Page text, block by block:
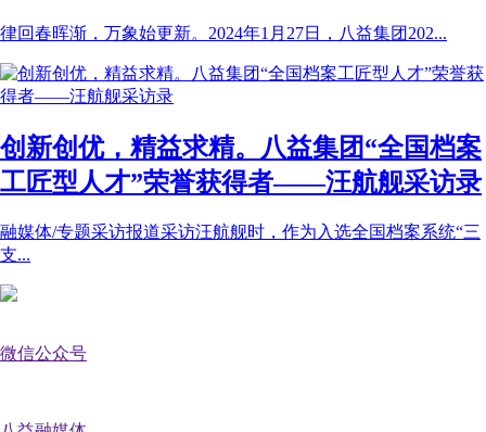
律回春晖渐，万象始更新。2024年1月27日，八益集团202...
创新创优，精益求精。八益集团“全国档案
工匠型人才”荣誉获得者——汪航舰采访录
融媒体/专题采访报道采访汪航舰时，作为入选全国档案系统“三
支...
微信公众号